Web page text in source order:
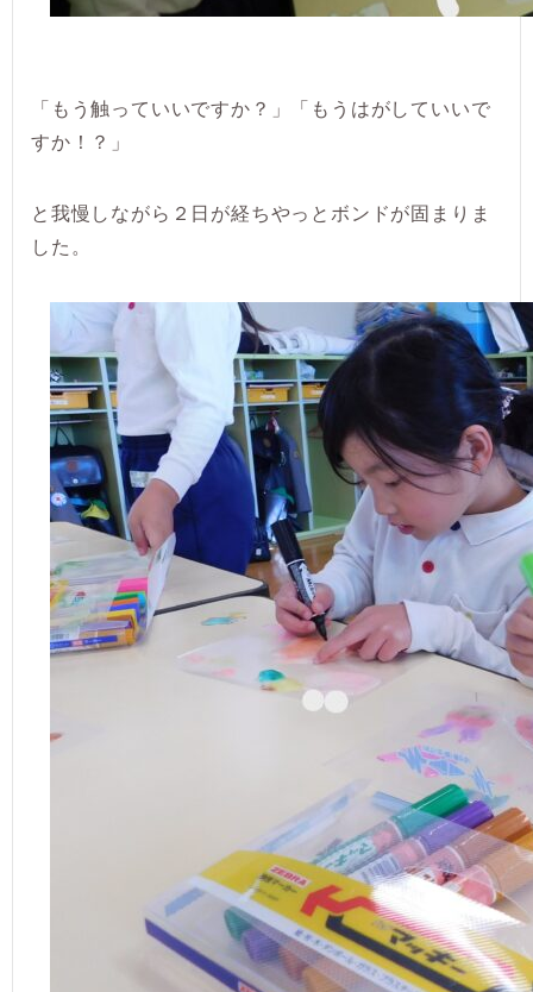
「もう触っていいですか？」「もうはがしていいで
すか！？」
と我慢しながら２日が経ちやっとボンドが固まりま
した。